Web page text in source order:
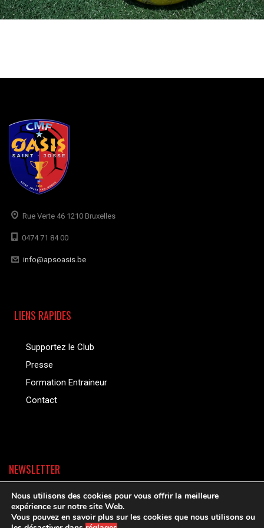
Rue Verte 46 1210 Bruxelles
0474 71 84 00
info@apsoasis.be
LIENS RAPIDES
Supportez le Club
Presse
Formation Entraineur
Contact
NEWSLETTER
Nous utilisons des cookies pour vous offrir la meilleure
expérience sur notre site Web.
Vous pouvez en savoir plus sur les cookies que nous utilisons ou